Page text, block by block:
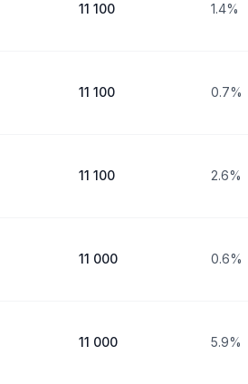
11 100 1.4%
11 100 0.7%
11 100 2.6%
11 000 0.6%
11 000 5.9%